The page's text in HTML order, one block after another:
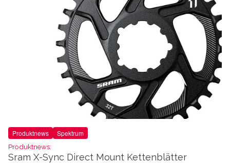
Produktnews Spektrum
Produktnews:
Sram X-Sync Direct Mount Kettenblätter